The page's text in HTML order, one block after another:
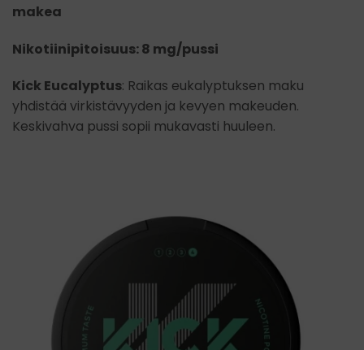
makea
Nikotiinipitoisuus: 8 mg/pussi
Kick Eucalyptus: Raikas eukalyptuksen maku
yhdistää virkistävyyden ja kevyen makeuden.
Keskivahva pussi sopii mukavasti huuleen.